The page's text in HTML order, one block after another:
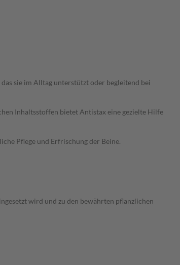
sie im Alltag unterstützt oder begleitend bei
Inhaltsstoffen bietet Antistax eine gezielte Hilfe
Pflege und Erfrischung der Beine.
wird und zu den bewährten pflanzlichen